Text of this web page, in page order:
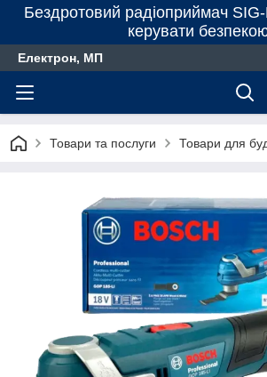
Бездротовий радіоприймач
керувати
Електрон, МП
Товари та послуги Товари для